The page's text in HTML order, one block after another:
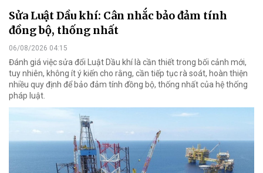
Sửa Luật Dầu khí: Cân nhắc bảo đảm tính
đồng bộ, thống nhất
06/08/2026 04:15
Đánh giá việc sửa đổi Luật Dầu khí là cần thiết trong bối cảnh mới,
tuy nhiên, không ít ý kiến cho rằng, cần tiếp tục rà soát, hoàn thiện
nhiều quy định để bảo đảm tính đồng bộ, thống nhất của hệ thống
pháp luật.